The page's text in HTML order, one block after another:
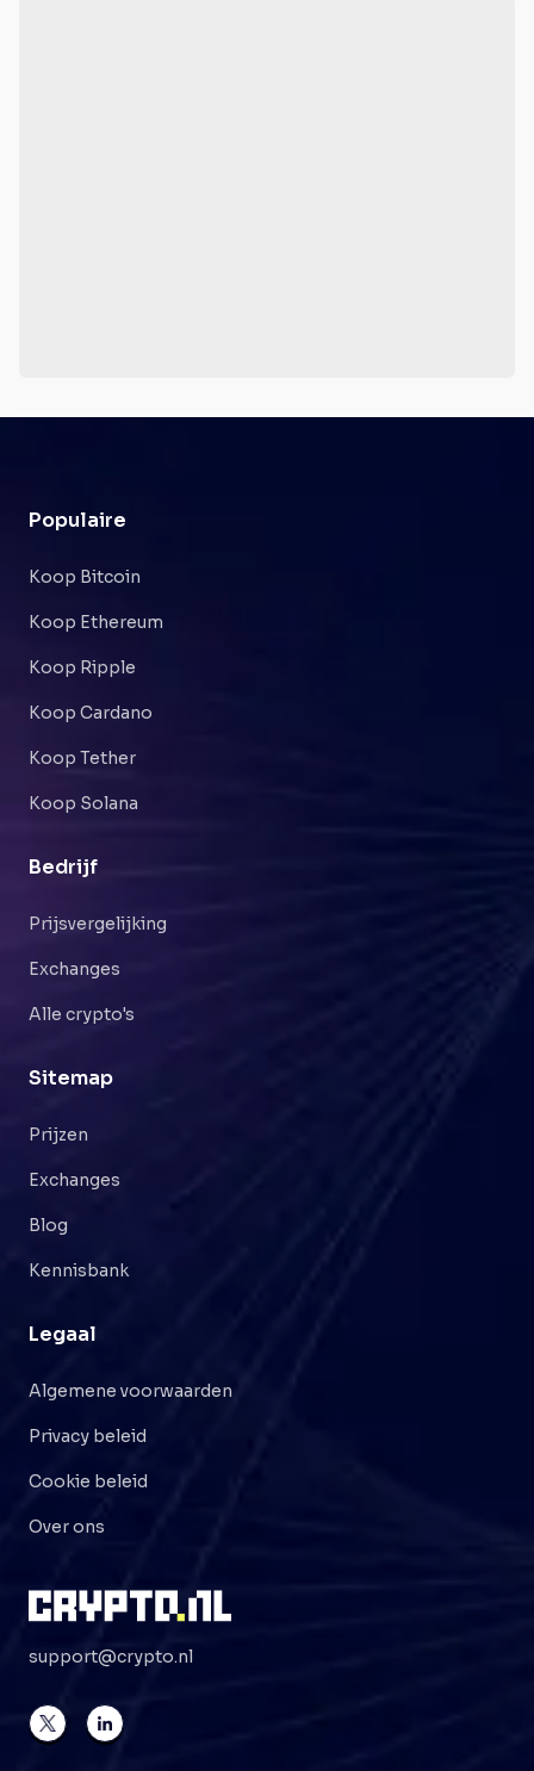
Populaire
Koop Bitcoin
Koop Ethereum
Koop Ripple
Koop Cardano
Koop Tether
Koop Solana
Bedrijf
Prijsvergelijking
Exchanges
Alle crypto's
Sitemap
Prijzen
Exchanges
Blog
Kennisbank
Legaal
Algemene voorwaarden
Privacy beleid
Cookie beleid
Over ons
support@crypto.nl